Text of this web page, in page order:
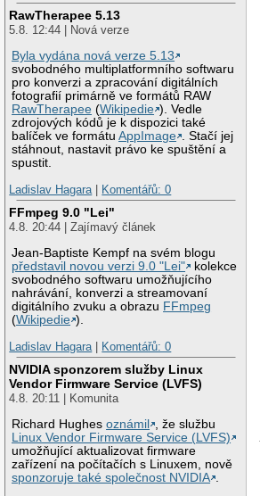
RawTherapee 5.13
5.8. 12:44 | Nová verze
Byla vydána nová verze 5.13
svobodného multiplatformního softwaru
pro konverzi a zpracování digitálních
fotografií primárně ve formátů RAW
RawTherapee (Wikipedie ). Vedle
zdrojových kódů je k dispozici také
balíček ve formátuAppImage . Stačí jej
stáhnout, nastavit právo ke spuštění a
spustit.
Ladislav Hagara
Komentářů: 0
FFmpeg 9.0 "Lei"
4.8. 20:44 | Zajímavý článek
Jean-Baptiste Kempf na svém blogu
představil novou verzi 9.0 "Lei"
kolekce
svobodného softwaru umožňujícího
nahrávání, konverzi a streamovaní
digitálního zvuku a obrazu FFmpeg
(Wikipedie ).
Ladislav Hagara
Komentářů: 0
NVIDIA sponzorem služby Linux
Vendor Firmware Service (LVFS)
4.8. 20:11 | Komunita
Richard Hughesoznámil
, že službu
Linux Vendor Firmware Service (LVFS)
umožňující aktualizovat firmware
zařízení na počítačích s Linuxem, nově
sponzoruje také společnost NVIDIA .